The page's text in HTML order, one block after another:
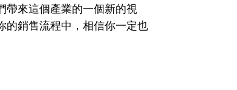
帶來這個產業的一個新的視
的銷售流程中，相信你一定也